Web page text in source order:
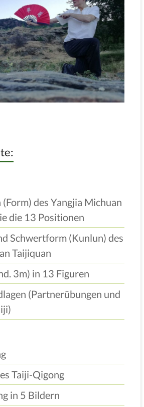
(Form) des Yangjia Michuan
die 13 Positionen
Schwertform (Kunlun) des
Taijiquan
3m) in 13 Figuren
(Partnerübungen und
Taiji-Qigong
in 5 Bildern